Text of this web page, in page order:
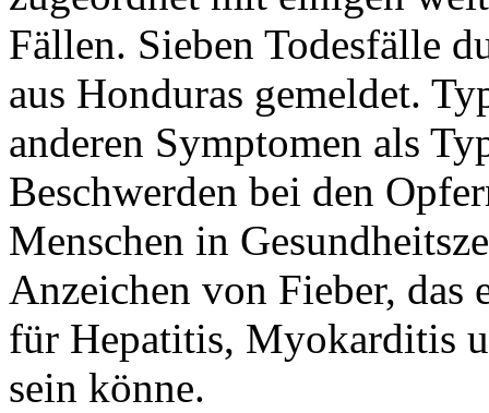
Fällen. Sieben Todesfälle
aus Honduras gemeldet.
anderen Symptomen als
Beschwerden bei den
Menschen in
Anzeichen von Fieber,
für Hepatitis, Myokarditis
sein könne.